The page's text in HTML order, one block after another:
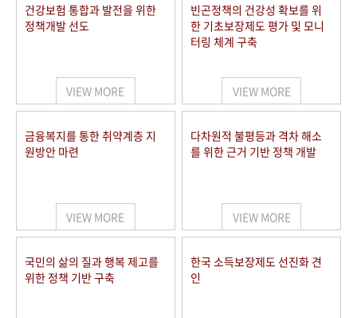
건강보험 통합과 발전을 위한
정책개발 선도
VIEW MORE
빈곤정책의 건강성 확보를 위
한 기초보장제도 평가 및 모니
터링 체계 구축
VIEW MORE
금융복지를 통한 취약계층 지
원방안 마련
VIEW MORE
다차원적 불평등과 격차 해소
를 위한 근거 기반 정책 개발
VIEW MORE
국민의 삶의 질과 행복 제고를
위한 정책 기반 구축
한국 소득보장제도 선진화 견
인